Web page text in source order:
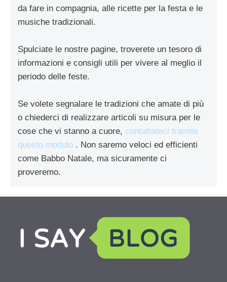
da fare in compagnia, alle ricette per la festa e le
musiche tradizionali.
Spulciate le nostre pagine, troverete un tesoro di
informazioni e consigli utili per vivere al meglio il
periodo delle feste.
Se volete segnalare le tradizioni che amate di più
o chiederci di realizzare articoli su misura per le
cose che vi stanno a cuore, contattateci tramite
questo modulo . Non saremo veloci ed efficienti
come Babbo Natale, ma sicuramente ci
proveremo.